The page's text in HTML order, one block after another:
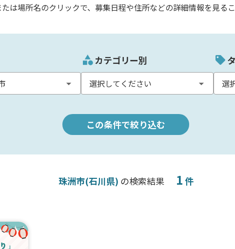
は場所名のクリックで、募集日程や住所などの詳細情報を見る
カテゴリー別
この条件で絞り込む
珠洲市(石川県) の検索結果 1件